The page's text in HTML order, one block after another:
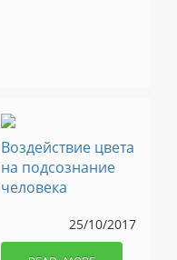
Воздействие цвета
на подсознание
человека
25/10/2017